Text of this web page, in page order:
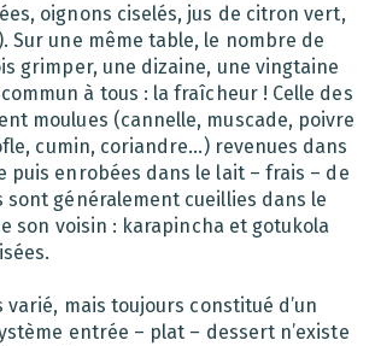
oignons ciselés, jus de citron vert,
Sur une même table, le nombre de
grimper, une dizaine, une vingtaine
à tous : la fraîcheur ! Celle des
moulues (cannelle, muscade, poivre
cumin, coriandre…) revenues dans
puis enrobées dans le lait – frais – de
sont généralement cueillies dans le
son voisin : karapincha et gotukola
varié, mais toujours constitué d’un
entrée – plat – dessert n’existe